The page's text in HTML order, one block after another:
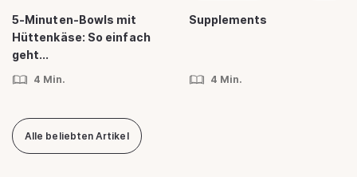
5-Minuten-Bowls mit
Hüttenkäse: So einfach
geht...
4 Min.
Supplements
4 Min.
Alle beliebten Artikel